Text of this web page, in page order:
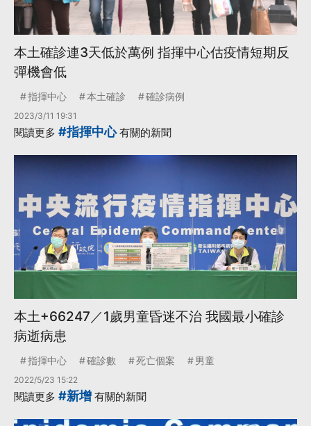
本土確診連3天低於萬例 指揮中心估疫情短期反
彈機會低
指揮中心 本土確診 確診病例
2023/3/11 19:31
閱讀更多 #指揮中心有關的新聞
本土+66247／1歲男童昏迷不治 我國最小確診
病逝病患
指揮中心 確診數 死亡個案 男童
2022/5/23 15:22
閱讀更多 #新增 有關的新聞